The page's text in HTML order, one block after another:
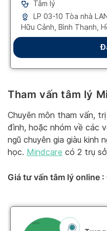
Tham vấn tâm lý
Chuyên môn tham vấn,
đình, hoặc nhóm về các
ngũ chuyên gia giàu kinh
học. Mindcare có 2 trụ
Giá tư vấn tâm lý online :